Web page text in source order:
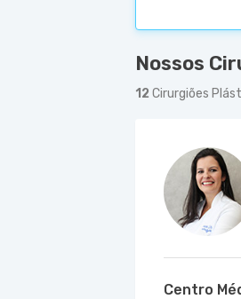
Nossos
12 Cirurgiões
Centro